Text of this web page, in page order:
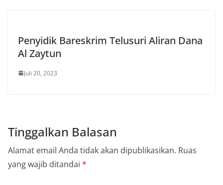
Penyidik ​​Bareskrim Telusuri Aliran Dana
Al Zaytun
Juli 20, 2023
Tinggalkan Balasan
Alamat email Anda tidak akan dipublikasikan. Ruas
yang wajib ditandai *